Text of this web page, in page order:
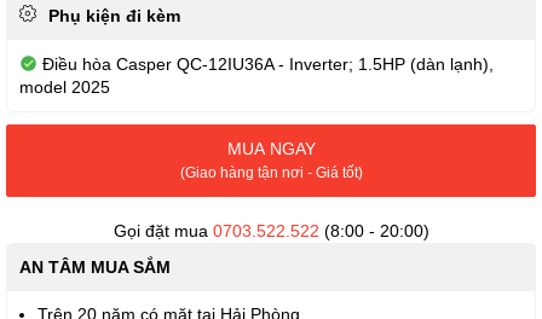
Phụ kiện đi kèm
Điều hòa Casper QC-12IU36A - Inverter; 1.5HP (dàn lạnh),
model 2025
MUA NGAY
(Giao hàng tận nơi - Giá tốt)
Gọi đặt mua 0703.522.522 (8:00 - 20:00)
AN TÂM MUA SẮM
Trên 20 năm có mặt tại Hải Phòng